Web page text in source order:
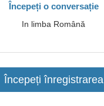
Începeți o conversație
In limba Română
Începeți înregistrarea